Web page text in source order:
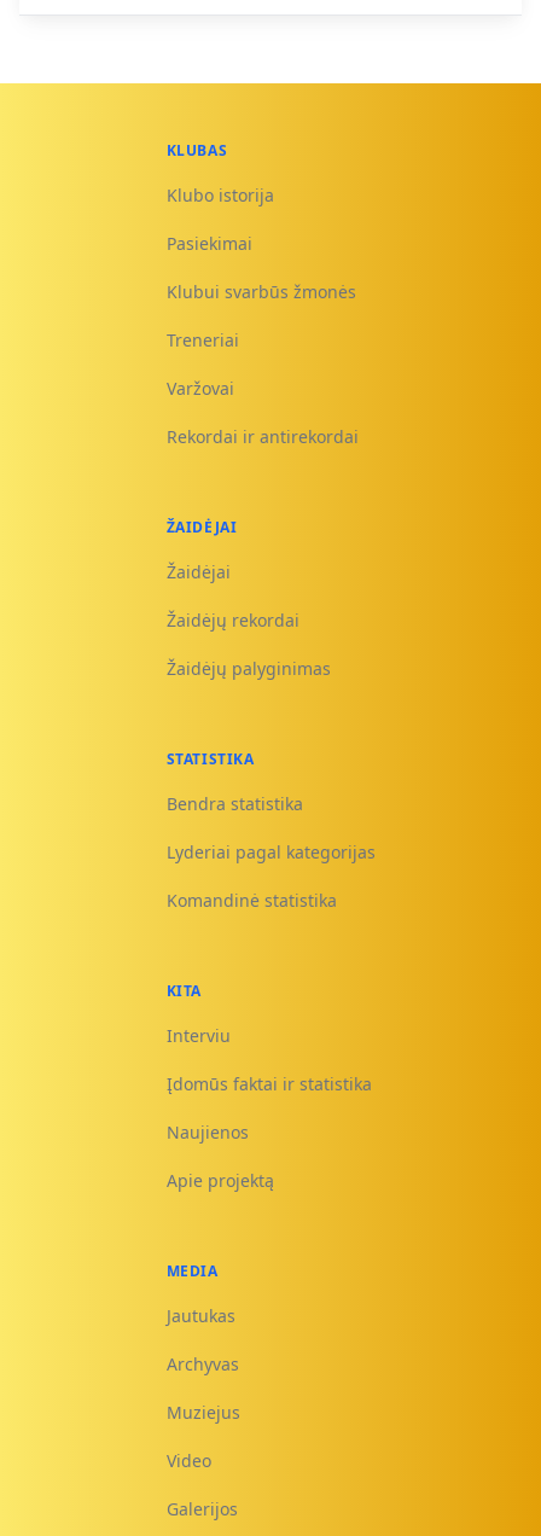
KLUBAS
Klubo istorija
Pasiekimai
Klubui svarbūs žmonės
Treneriai
Varžovai
Rekordai ir antirekordai
ŽAIDĖJAI
Žaidėjai
Žaidėjų rekordai
Žaidėjų palyginimas
STATISTIKA
Bendra statistika
Lyderiai pagal kategorijas
Komandinė statistika
KITA
Interviu
Įdomūs faktai ir statistika
Naujienos
Apie projektą
MEDIA
Jautukas
Archyvas
Muziejus
Video
Galerijos